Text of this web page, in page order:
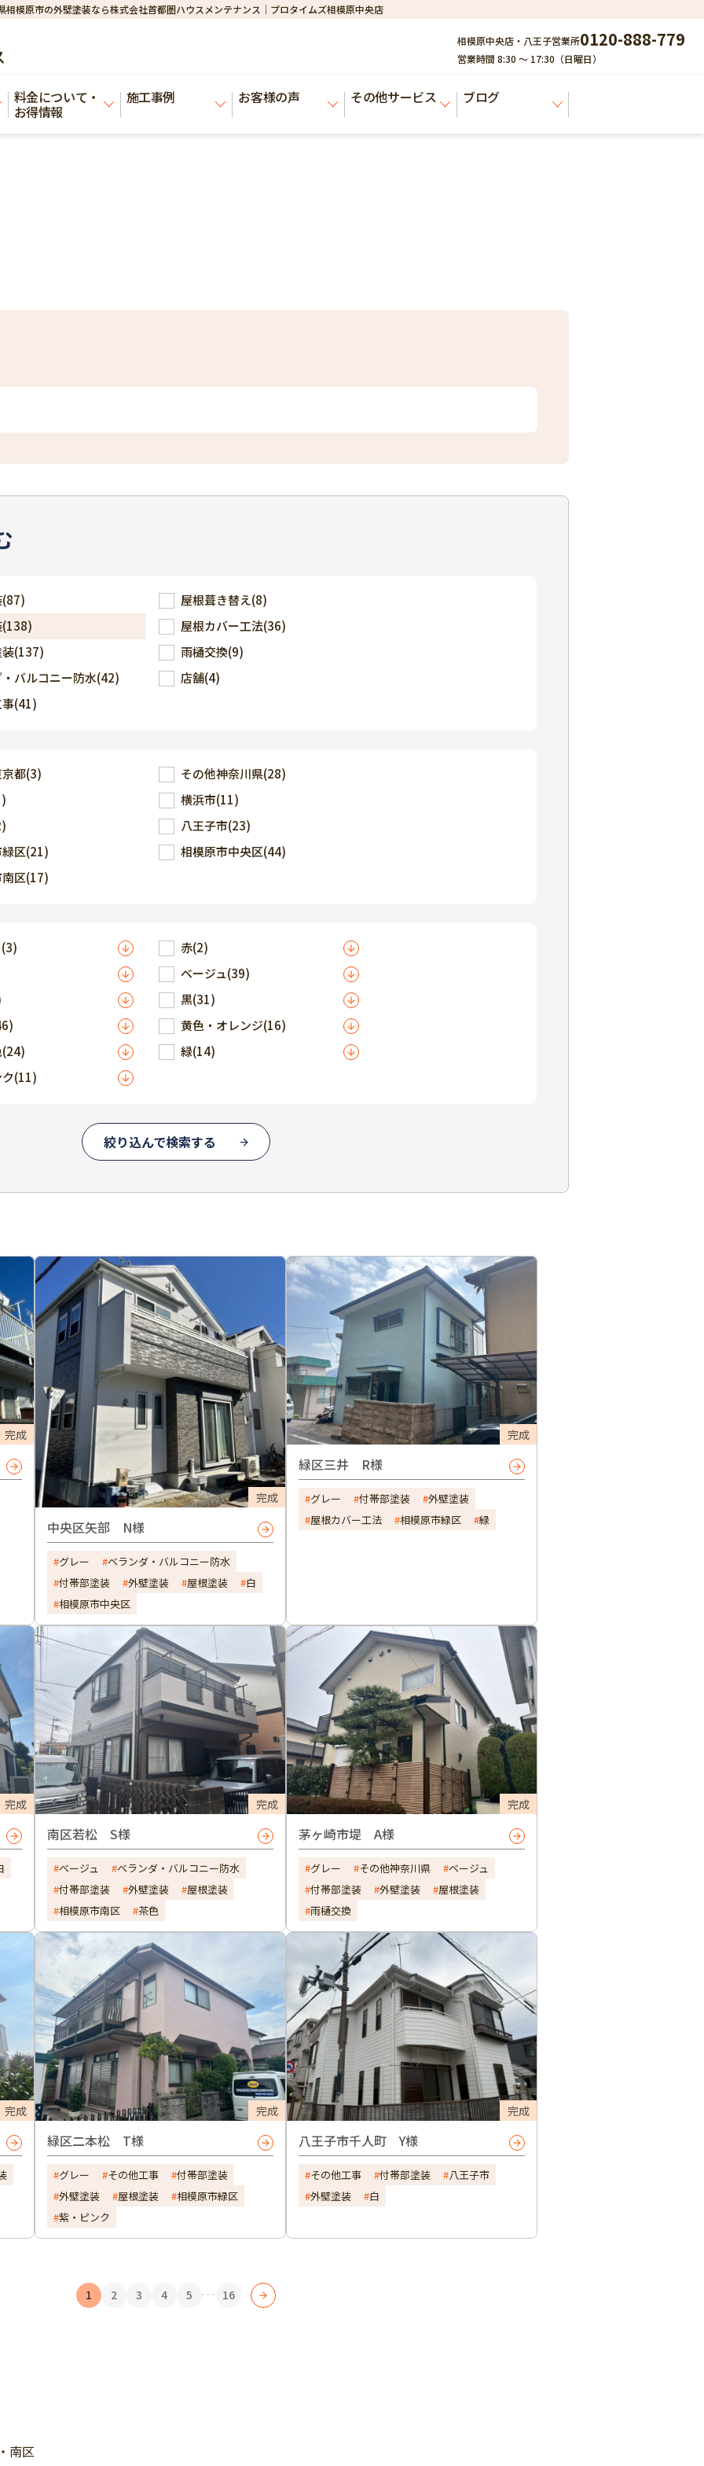
相模原市の外壁塗装なら株式会社首都圏ハウスメンテナンス｜プロタイムズ相模原中央店
相模原中央店・八王子営業所0120-888-779
営業時間 8:30 ～ 17:30（日曜日）
料金について・
お得情報
施工事例 お客様の声 その他サービス ブログ
(87) 屋根葺き替え(8)
(138) 屋根カバー工法(36)
(137) 雨樋交換(9)
バルコニー防水(42) 店舗(4)
(41)
都(3) その他神奈川県(28)
横浜市(11)
八王子市(23)
区(21) 相模原市中央区(44)
区(17)
(3) 赤(2)
ベージュ(39)
黒(31)
黄色・オレンジ(16)
(24) 緑(14)
(11)
絞り込んで検索する
完成
完成
中央区矢部 N様
グレー
ベランダ・バルコニー防水
付帯部塗装
外壁塗装 屋根塗装
白
相模原市中央区
完成
緑区三井 R様
グレー 付帯部塗装
外壁塗装
屋根カバー工法
相模原市緑区 緑
完成 完成
南区若松 S様
ベージュ
ベランダ・バルコニー防水
付帯部塗装
外壁塗装
屋根塗装
相模原市南区
茶色
完成
茅ヶ崎市堤 A様
グレー その他神奈川県
ベージュ
付帯部塗装
外壁塗装
屋根塗装
雨樋交換
完成 完成
緑区二本松 T様
グレー その他工事
付帯部塗装
外壁塗装
屋根塗装
相模原市緑区
紫・ピンク
完成
八王子市千人町 Y様
その他工事 付帯部塗装
八王子市
外壁塗装
白
1 2 3 4 5 ... 16
南区